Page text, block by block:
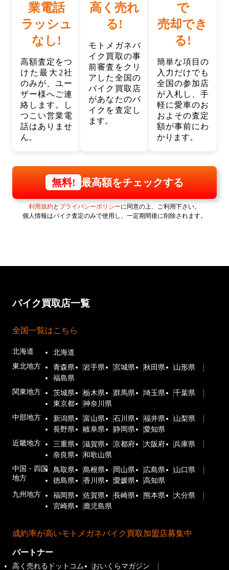
業電話
ラッシュ
なし!
高額査定をつ
けた最大2社
のみが、ユー
ザー様へご連
絡します。し
つこい営業電
話はありませ
ん。
高く売れ
る!
モトメガネバ
イク買取の事
前審査をクリ
アした全国の
バイク買取店
があなたのバ
イクを査定し
ます。
で
売却でき
る!
簡単な項目の
入力だけでも
全国の参加店
が入札し、手
軽に愛車のお
およその査定
額が事前にわ
かります。
無料! 最高額をチェックする
利用規約と プライバシーポリシーに同意の上、ご利用下さい。
個人情報はバイク査定のみで使用し、一定期間後に削除されます。
バイク買取店一覧
全国一覧はこちら
北海道
北海道
東北地方
青森県 岩手県 宮城県 秋田県
山形県
福島県
関東地方
茨城県 栃木県 群馬県 埼玉県
千葉県
東京都
神奈川県
中部地方
新潟県 富山県 石川県 福井県
山梨県
長野県
岐阜県 静岡県
愛知県
近畿地方
三重県 滋賀県 京都府 大阪府
兵庫県
奈良県
和歌山県
中国・四国
地方
鳥取県 島根県 岡山県 広島県
山口県
徳島県
香川県 愛媛県
高知県
九州地方
福岡県 佐賀県 長崎県 熊本県
大分県
宮崎県
鹿児島県
成約率が高いモトメガネバイク買取加盟店募集中
パートナー
高く売れるドットコム おいくらマガジン